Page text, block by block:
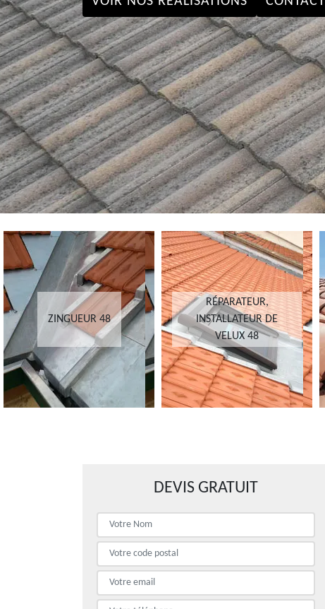
ZINGUEUR 48
RÉPARATEUR,
INSTALLATEUR DE
VELUX 48
DEVIS GRATUIT